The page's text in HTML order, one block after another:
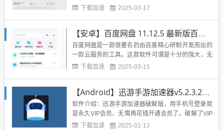
版本变得更加的简易了，然后这款软件能够帮助用户
直接通过下载然后直接观看，喜欢追剧观看电影的朋
友们不要错过了这款软件哦...
下载加速 2025-03-17
【安卓】百度网盘 11.12.5 最新版百度网盘
百度网盘是一款很著名的由百度精心研制开发而出的
一款云服务的工具。这款软件可谓是十分的强大，无
论是什么类型的音频都能够进行下载哦，因为网盘是
持各类型的格式文件的下载，允许上传，下载，数据
查看，还可以将自己手机里...
下载加速 2025-03-15
【Android】迅游手游加速器v5.2.3.2会员解锁版
软件介绍：迅游手游加速器破解版，用手机号登录就
是永久VIP会员，无需再花钱开通会员了。破解了VIP
才可以使用的特权竞技加速模式，无论是竞技加速模
下载加速 2025-01-13